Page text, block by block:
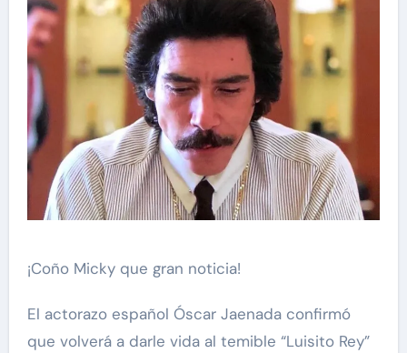
¡Coño Micky que gran noticia!
El actorazo español Óscar Jaenada confirmó
que volverá a darle vida al temible “Luisito Rey”